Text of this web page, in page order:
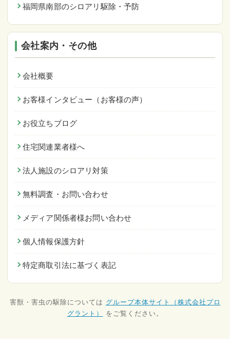
福岡県南部のシロアリ駆除・予防
会社案内・その他
会社概要
お客様インタビュー（お客様の声）
お役立ちブログ
住宅関連業者様へ
法人施設のシロアリ対策
無料調査・お問い合わせ
メディア関係者様お問い合わせ
個人情報保護方針
特定商取引法に基づく表記
害獣・害虫の駆除については グループ本体サイト（株式会社プロ
グラント）
をご覧ください。